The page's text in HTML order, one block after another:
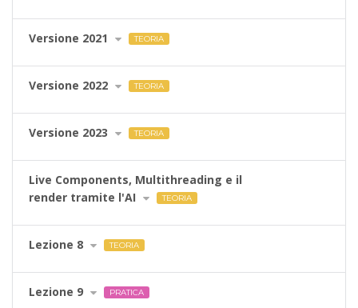
Versione 2021 TEORIA
Versione 2022 TEORIA
Versione 2023 TEORIA
Live Components, Multithreading e il
render tramite l'AI
TEORIA
Lezione 8 TEORIA
Lezione 9 PRATICA